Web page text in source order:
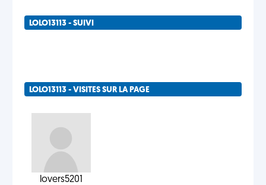
LOLO13113 - SUIVI
LOLO13113 - VISITES SUR LA PAGE
lovers5201